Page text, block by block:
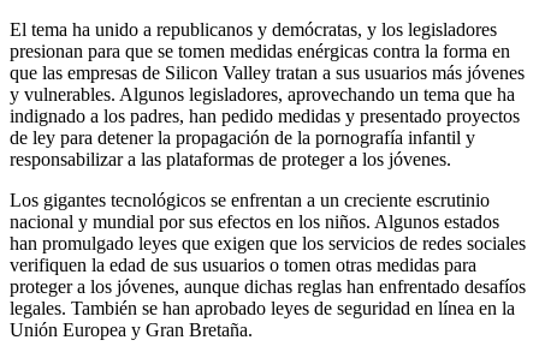
El tema ha unido a republicanos y demócratas, y los legisladores
presionan para que se tomen medidas enérgicas contra la forma en
que las empresas de Silicon Valley tratan a sus usuarios más jóvenes
y vulnerables. Algunos legisladores, aprovechando un tema que ha
indignado a los padres, han pedido medidas y presentado proyectos
de ley para detener la propagación de la pornografía infantil y
responsabilizar a las plataformas de proteger a los jóvenes.
Los gigantes tecnológicos se enfrentan a un creciente escrutinio
nacional y mundial por sus efectos en los niños. Algunos estados
han promulgado leyes que exigen que los servicios de redes sociales
verifiquen la edad de sus usuarios o tomen otras medidas para
proteger a los jóvenes, aunque dichas reglas han enfrentado desafíos
legales. También se han aprobado leyes de seguridad en línea en la
Unión Europea y Gran Bretaña.